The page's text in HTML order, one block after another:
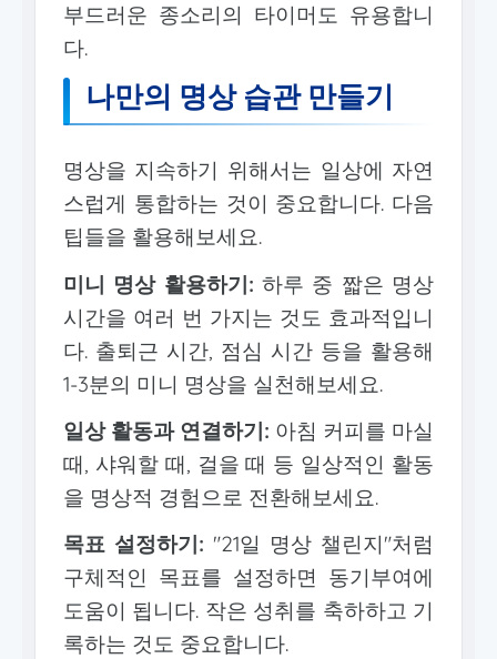
부드러운 종소리의 타이머도 유용합니
다.
나만의 명상 습관 만들기
명상을 지속하기 위해서는 일상에 자연
스럽게 통합하는 것이 중요합니다. 다음
팁들을 활용해보세요.
미니 명상 활용하기: 하루 중 짧은 명상
시간을 여러 번 가지는 것도 효과적입니
다. 출퇴근 시간, 점심 시간 등을 활용해
1-3분의 미니 명상을 실천해보세요.
일상 활동과 연결하기: 아침 커피를 마실
때, 샤워할 때, 걸을 때 등 일상적인 활동
을 명상적 경험으로 전환해보세요.
목표 설정하기: "21일 명상 챌린지"처럼
구체적인 목표를 설정하면 동기부여에
도움이 됩니다. 작은 성취를 축하하고 기
록하는 것도 중요합니다.